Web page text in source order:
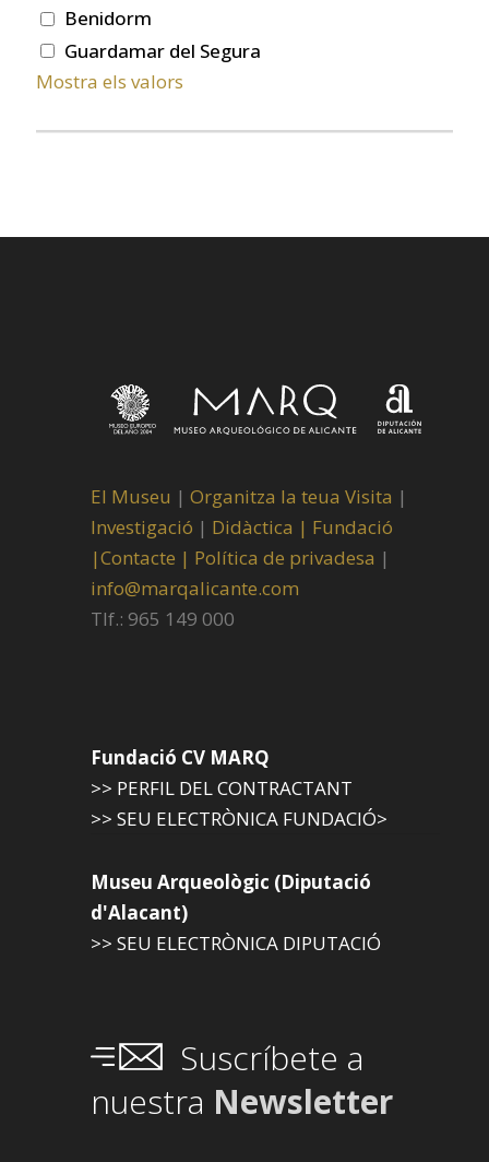
Benidorm
Guardamar del Segura
Mostra els valors
El Museu | Organitza la teua Visita |
Investigació | Didàctica | Fundació
|Contacte | Política de privadesa |
info@marqalicante.com
Tlf.: 965 149 000
Fundació CV MARQ
>> PERFIL DEL CONTRACTANT
>> SEU ELECTRÒNICA FUNDACIÓ>
Museu Arqueològic (Diputació
d'Alacant)
>> SEU ELECTRÒNICA DIPUTACIÓ
Suscríbete a
nuestra Newsletter